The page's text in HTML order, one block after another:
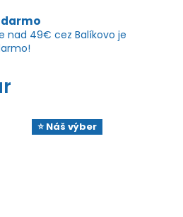
nad 49€ cez Balíkovo je
⭐ Náš výber